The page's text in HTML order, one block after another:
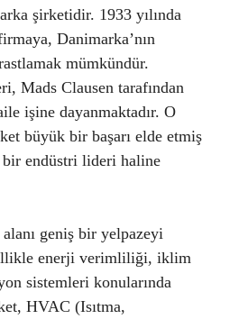
şirketidir. 1933 yılında
Danimarka’nın
mümkündür.
Mads Clausen tarafından
işine dayanmaktadır. O
büyük bir başarı elde etmiş
endüstri lideri haline
geniş bir yelpazeyi
enerji verimliliği, iklim
sistemleri konularında
HVAC (Isıtma,